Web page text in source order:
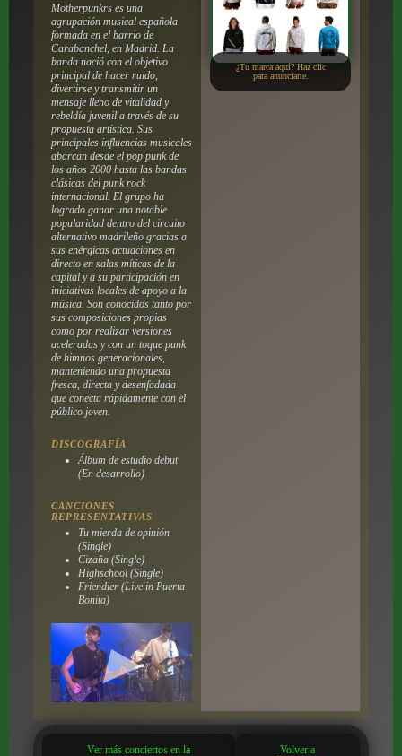
Motherpunkrs es una
agrupación musical española
formada en el barrio de
Carabanchel, en Madrid. La
banda nació con el objetivo
principal de hacer ruido,
divertirse y transmitir un
mensaje lleno de vitalidad y
rebeldía juvenil a través de su
propuesta artística. Sus
principales influencias musicales
abarcan desde el pop punk de
los años 2000 hasta las bandas
clásicas del punk rock
internacional. El grupo ha
logrado ganar una notable
popularidad dentro del circuito
alternativo madrileño gracias a
sus enérgicas actuaciones en
directo en salas míticas de la
capital y a su participación en
iniciativas locales de apoyo a la
música. Son conocidos tanto por
sus composiciones propias
como por realizar versiones
aceleradas y con un toque punk
de himnos generacionales,
manteniendo una propuesta
fresca, directa y desenfadada
que conecta rápidamente con el
público joven.
DISCOGRAFÍA
Álbum de estudio debut
(En desarrollo)
CANCIONES
REPRESENTATIVAS
Tu mierda de opinión
(Single)
Cizaña (Single)
Highschool (Single)
Friendier (Live in Puerta
Bonita)
¿Tu marca aquí? Haz clic
para anunciarte.
Ver más conciertos en la
Volver a